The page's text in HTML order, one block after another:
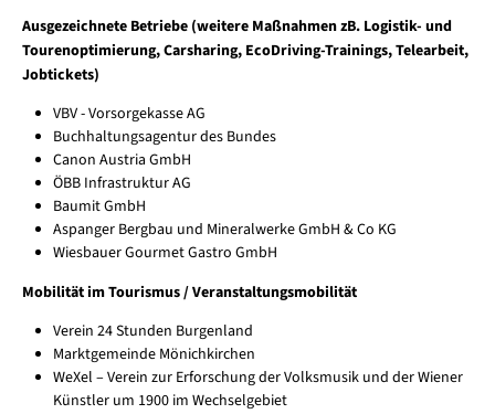
Ausgezeichnete Betriebe (weitere Maßnahmen zB. Logistik- und
Tourenoptimierung, Carsharing, EcoDriving-Trainings, Telearbeit,
Jobtickets)
VBV - Vorsorgekasse AG
Buchhaltungsagentur des Bundes
Canon Austria GmbH
ÖBB Infrastruktur AG
Baumit GmbH
Aspanger Bergbau und Mineralwerke GmbH & Co KG
Wiesbauer Gourmet Gastro GmbH
Mobilität im Tourismus / Veranstaltungsmobilität
Verein 24 Stunden Burgenland
Marktgemeinde Mönichkirchen
WeXel – Verein zur Erforschung der Volksmusik und der Wiener
Künstler um 1900 im Wechselgebiet